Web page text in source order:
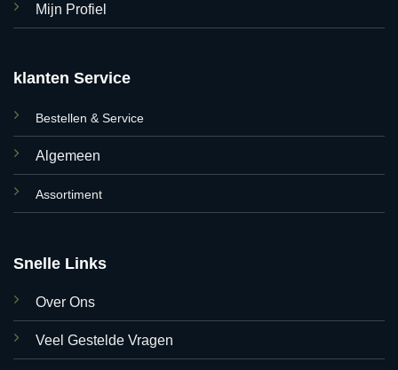
Mijn Profiel
klanten Service
Bestellen & Service
Algemeen
Assortiment
Snelle Links
Over Ons
Veel Gestelde Vragen